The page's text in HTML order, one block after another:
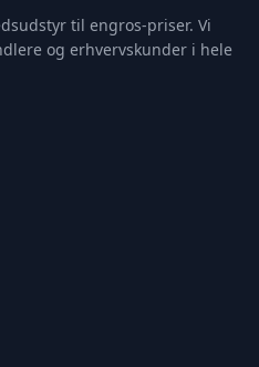
til engros-priser. Vi
og erhvervskunder i hele